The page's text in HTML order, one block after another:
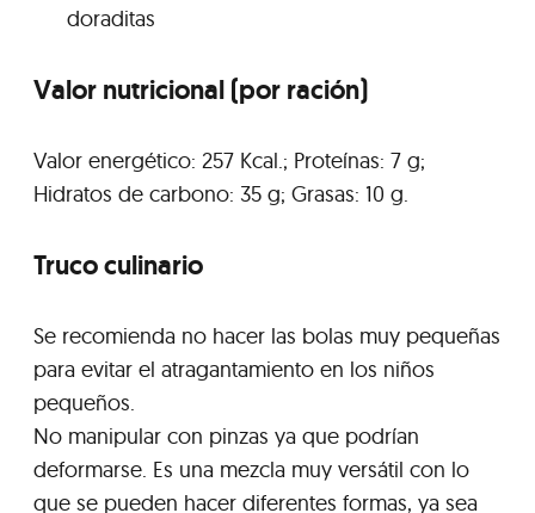
doraditas
Valor nutricional (por ración)
Valor energético: 257 Kcal.; Proteínas: 7 g;
Hidratos de carbono: 35 g; Grasas: 10 g.
Truco culinario
Se recomienda no hacer las bolas muy pequeñas
para evitar el atragantamiento en los niños
pequeños.
No manipular con pinzas ya que podrían
deformarse. Es una mezcla muy versátil con lo
que se pueden hacer diferentes formas, ya sea